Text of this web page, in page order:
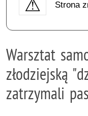
Strona
Warsztat
złodziejską
zatrzymali